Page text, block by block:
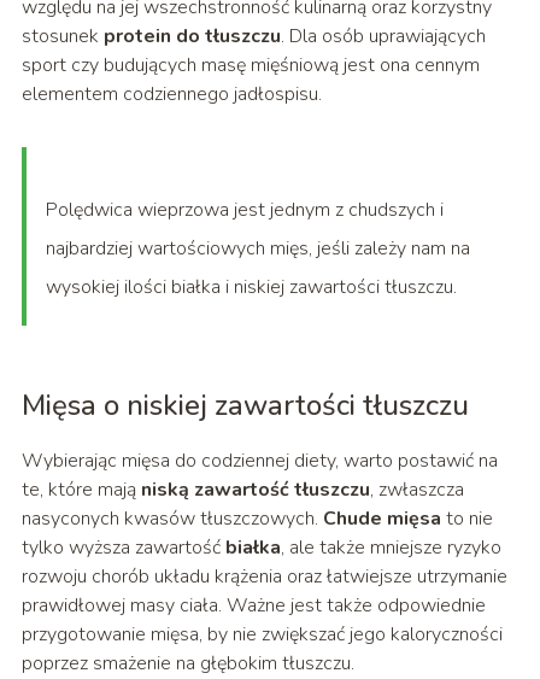
względu na jej wszechstronność kulinarną oraz korzystny
stosunek protein do tłuszczu. Dla osób uprawiających
sport czy budujących masę mięśniową jest ona cennym
elementem codziennego jadłospisu.
Polędwica wieprzowa jest jednym z chudszych i
najbardziej wartościowych mięs, jeśli zależy nam na
wysokiej ilości białka i niskiej zawartości tłuszczu.
Mięsa o niskiej zawartości tłuszczu
Wybierając mięsa do codziennej diety, warto postawić na
te, które mają niską zawartość tłuszczu, zwłaszcza
nasyconych kwasów tłuszczowych. Chude mięsa to nie
tylko wyższa zawartość białka, ale także mniejsze ryzyko
rozwoju chorób układu krążenia oraz łatwiejsze utrzymanie
prawidłowej masy ciała. Ważne jest także odpowiednie
przygotowanie mięsa, by nie zwiększać jego kaloryczności
poprzez smażenie na głębokim tłuszczu.